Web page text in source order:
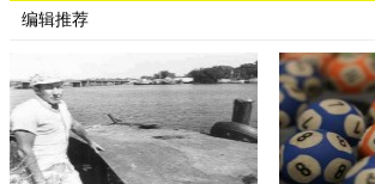
目前aibo台湾并没有上市，不过已先在日
起跳，截至2018年七月中旬为止, aibo共出货
广泛, 有各年龄层及性别以及家庭结构，包含
夫妇。
这次配合索尼创意科学大赏作品展，首次
编辑推荐